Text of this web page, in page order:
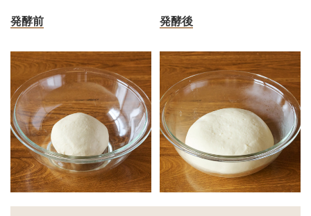
発酵前 発酵後